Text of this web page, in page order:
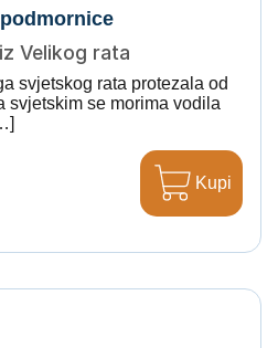
Velikog rata
svjetskog rata protezala od
svjetskim se morima vodila
Kupi